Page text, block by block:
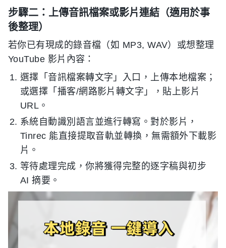
步驟二：上傳音訊檔案或影片連結（適用於事
後整理）
若你已有現成的錄音檔（如 MP3, WAV）或想整理
YouTube 影片內容：
選擇「音訊檔案轉文字」入口，上傳本地檔案；
或選擇「播客/網路影片轉文字」，貼上影片
URL。
系統自動識別語言並進行轉寫。對於影片，
Tinrec 能直接提取音軌並轉換，無需額外下載影
片。
等待處理完成，你將獲得完整的逐字稿與初步
AI 摘要。